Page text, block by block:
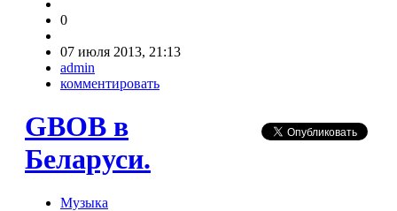
0
07 июля 2013, 21:13
admin
комментировать
GBOB в
Беларуси.
Музыка